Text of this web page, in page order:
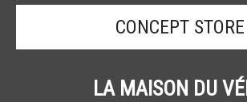
CONCEPT STORE
LA MAISON DU